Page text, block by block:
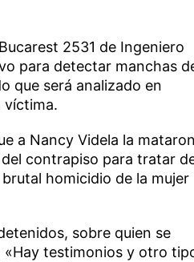
2531 de Ingeniero
para detectar manchas
que será analizado en
víctima.
a Nancy Videla la mataron
contrapiso para tratar
homicidio de la mujer
sobre quien se
«Hay testimonios y otro